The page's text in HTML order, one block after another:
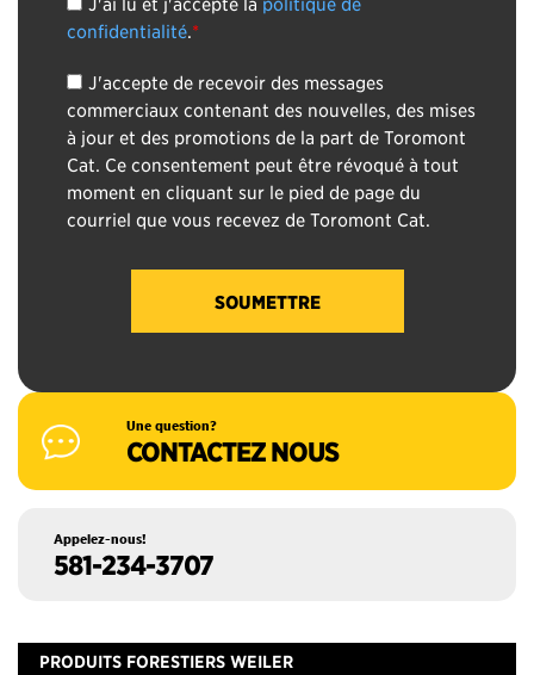
confidentialité. *
J'accepte de recevoir des messages
commerciaux contenant des nouvelles, des mises
à jour et des promotions de la part de Toromont
Cat. Ce consentement peut être révoqué à tout
moment en cliquant sur le pied de page du
courriel que vous recevez de Toromont Cat.
Une question?
CONTACTEZ NOUS
Appelez-nous!
581-234-3707
PRODUITS FORESTIERS WEILER